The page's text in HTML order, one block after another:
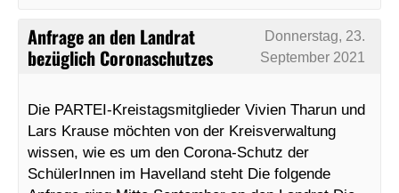
Anfrage an den Landrat
bezüglich Coronaschutzes
Donnerstag, 23.
September 2021
Die PARTEI-Kreistagsmitglieder Vivien Tharun und
Lars Krause möchten von der Kreisverwaltung
wissen, wie es um den Corona-Schutz der
SchülerInnen im Havelland steht Die folgende